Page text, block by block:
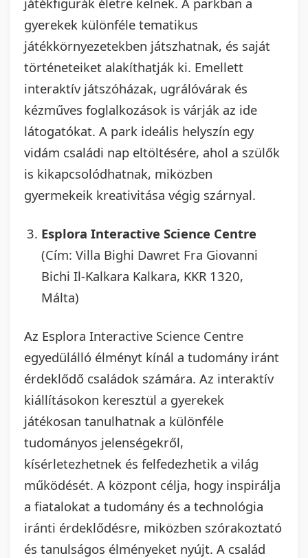
gyerekek különféle tematikus
játékkörnyezetekben játszhatnak, és saját
történeteiket alakíthatják ki. Emellett
interaktív játszóházak, ugrálóvárak és
kézműves foglalkozások is várják az ide
látogatókat. A park ideális helyszín egy
vidám családi nap eltöltésére, ahol a szülők
is kikapcsolódhatnak, miközben
gyermekeik kreativitása végig szárnyal.
Esplora Interactive Science Centre
(Cím: Villa Bighi Dawret Fra Giovanni
Bichi Il-Kalkara Kalkara, KKR 1320,
Málta)
Az Esplora Interactive Science Centre
egyedülálló élményt kínál a tudomány iránt
érdeklődő családok számára. Az interaktív
kiállításokon keresztül a gyerekek
játékosan tanulhatnak a különféle
tudományos jelenségekről,
kísérletezhetnek és felfedezhetik a világ
működését. A központ célja, hogy inspirálja
a fiatalokat a tudomány és a technológia
iránti érdeklődésre, miközben szórakoztató
és tanulságos élményeket nyújt. A család